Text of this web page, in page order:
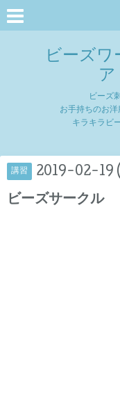
ビーズワ
ビーズ
お手持ちのお
キラキラビ
講習 2019-02-19
ビーズサークル